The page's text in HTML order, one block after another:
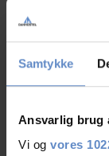
Samtykke
Ansvarlig brug
Vi og voresMere